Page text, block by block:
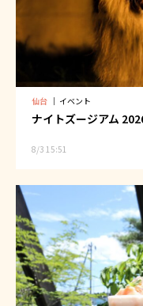
仙台 ｜ イベント
ナイトズージアム
8/3 15:51